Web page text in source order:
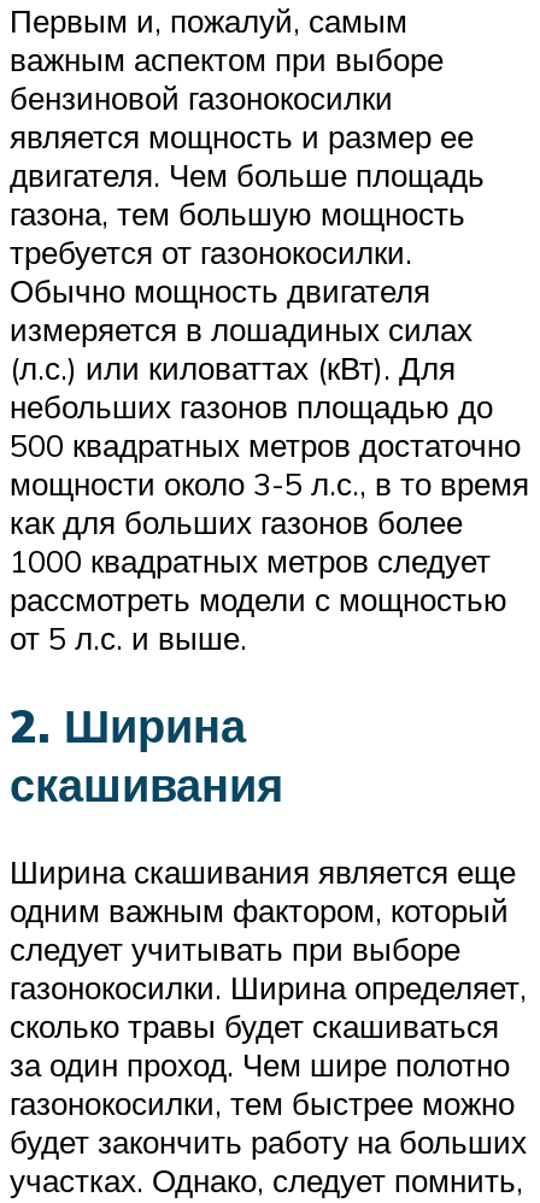
Первым и, пожалуй, самым
важным аспектом при выборе
бензиновой газонокосилки
является мощность и размер ее
двигателя. Чем больше площадь
газона, тем большую мощность
требуется от газонокосилки.
Обычно мощность двигателя
измеряется в лошадиных силах
(л.с.) или киловаттах (кВт). Для
небольших газонов площадью до
500 квадратных метров достаточно
мощности около 3-5 л.с., в то время
как для больших газонов более
1000 квадратных метров следует
рассмотреть модели с мощностью
от 5 л.с. и выше.
2. Ширина
скашивания
Ширина скашивания является еще
одним важным фактором, который
следует учитывать при выборе
газонокосилки. Ширина определяет,
сколько травы будет скашиваться
за один проход. Чем шире полотно
газонокосилки, тем быстрее можно
будет закончить работу на больших
участках. Однако, следует помнить,